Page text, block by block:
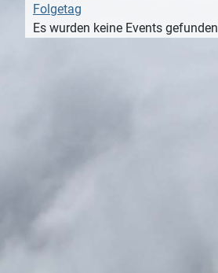
Folgetag
Es wurden keine Events gefunden